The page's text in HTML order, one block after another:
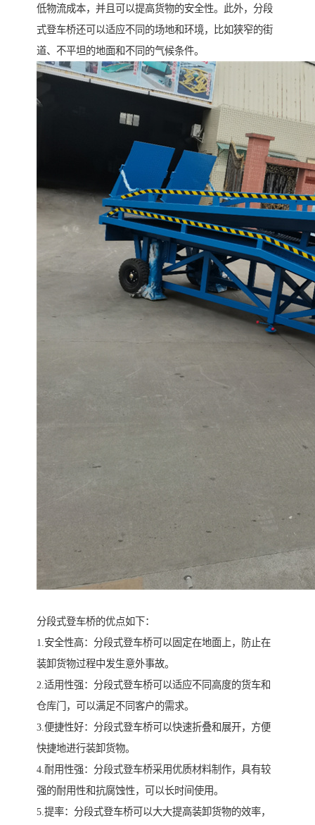
低物流成本，并且可以提高货物的安全性。此外，分段
式登车桥还可以适应不同的场地和环境，比如狭窄的街
道、不平坦的地面和不同的气候条件。
分段式登车桥的优点如下：
1.安全性高：分段式登车桥可以固定在地面上，防止在
装卸货物过程中发生意外事故。
2.适用性强：分段式登车桥可以适应不同高度的货车和
仓库门，可以满足不同客户的需求。
3.便捷性好：分段式登车桥可以快速折叠和展开，方便
快捷地进行装卸货物。
4.耐用性强：分段式登车桥采用优质材料制作，具有较
强的耐用性和抗腐蚀性，可以长时间使用。
5.提率：分段式登车桥可以大大提高装卸货物的效率，